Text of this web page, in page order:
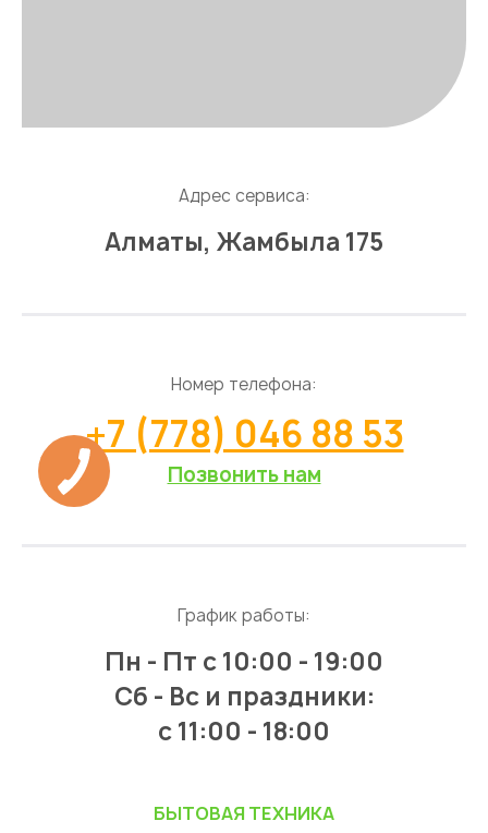
Адрес сервиса:
Алматы, Жамбыла 175
Номер телефона:
+7 (778) 046 88 53
Позвонить нам
График работы:
Пн - Пт с 10:00 - 19:00
Сб - Вс и праздники:
c 11:00 - 18:00
БЫТОВАЯ ТЕХНИКА